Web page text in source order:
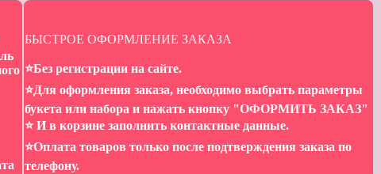
БЫСТРОЕ ОФОРМЛЕНИЕ ЗАКАЗА
⭐️Без регистрации на сайте.
⭐️Для оформления заказа, необходимо выбрать параметры
букета или набора и нажать кнопку "ОФОРМИТЬ ЗАКАЗ"
⭐️ И в корзине заполнить контактные данные.
⭐️Оплата товаров только после подтверждения заказа по
телефону.